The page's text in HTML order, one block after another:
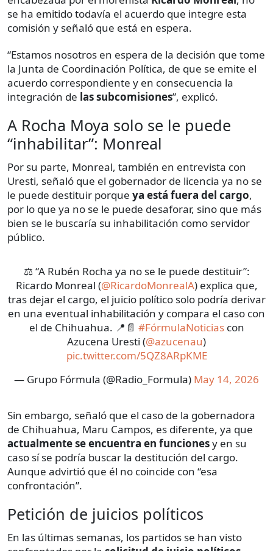
se ha emitido todavía el acuerdo que integre esta
comisión y señaló que está en espera.
“Estamos nosotros en espera de la decisión que tome
la Junta de Coordinación Política, de que se emite el
acuerdo correspondiente y en consecuencia la
integración de las subcomisiones”, explicó.
A Rocha Moya solo se le puede
“inhabilitar”: Monreal
Por su parte, Monreal, también en entrevista con
Uresti, señaló que el gobernador de licencia ya no se
le puede destituir porque ya está fuera del cargo,
por lo que ya no se le puede desaforar, sino que más
bien se le buscaría su inhabilitación como servidor
público.
⚖️ “A Rubén Rocha ya no se le puede destituir”:
Ricardo Monreal (@RicardoMonrealA) explica que,
tras dejar el cargo, el juicio político solo podría derivar
en una eventual inhabilitación y compara el caso con
el de Chihuahua. 📍📄 #FórmulaNoticiascon
Azucena Uresti (@azucenau)
pic.twitter.com/5QZ8ARpKME
— Grupo Fórmula (@Radio_Formula) May 14, 2026
Sin embargo, señaló que el caso de la gobernadora
de Chihuahua, Maru Campos, es diferente, ya que
actualmente se encuentra en funcionesy en su
caso sí se podría buscar la destitución del cargo.
Aunque advirtió que él no coincide con “esa
confrontación”.
Petición de juicios políticos
En las últimas semanas, los partidos se han visto